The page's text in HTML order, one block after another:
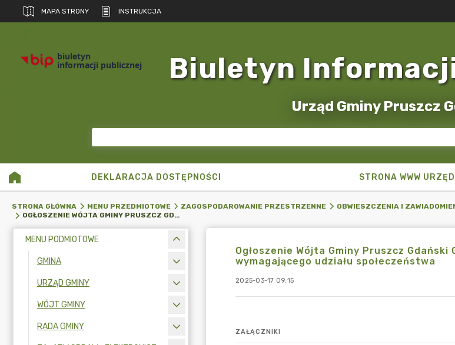
MAPA STRONY INSTRUKCJA
biuletyn
informacji publicznej Biuletyn
Urząd Gminy Pruszcz
DEKLARACJA DOSTĘPNOŚCI STRONA WWW
STRONA GŁÓWNA MENU PRZEDMIOTOWE ZAGOSPODAROWANIE PRZESTRZENNE OBWIESZCZENIA I
OGŁOSZENIE WÓJTA GMINY PRUSZCZ GDAŃSKI GPIRG.6720.5.7.2022.ZP O PRZYJĘCIU DOKUMENTU WYMAGAJĄCEGO UDZIAŁU SPOŁECZEŃSTWA
MENU PODMIOTOWE
GMINA
URZĄD GMINY
WÓJT GMINY
RADA GMINY
Ogłoszenie Wójta Gminy Pruszcz
wymagającego udziału społeczeństwa
2025-03-17 09:15
ZAŁĄCZNIKI